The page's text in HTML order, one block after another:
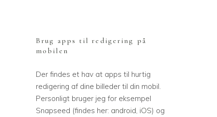
Brug apps til redigering på
mobilen
Der findes et hav at apps til hurtig
redigering af dine billeder til din mobil.
Personligt bruger jeg for eksempel
Snapseed (findes her: android, iOS) og